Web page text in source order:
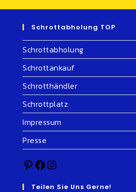
Schrottabholung TOP
Schrottabholung
Schrottankauf
Schrotthändler
Schrottplatz
Impressum
Presse
Teilen Sie Uns Gerne!